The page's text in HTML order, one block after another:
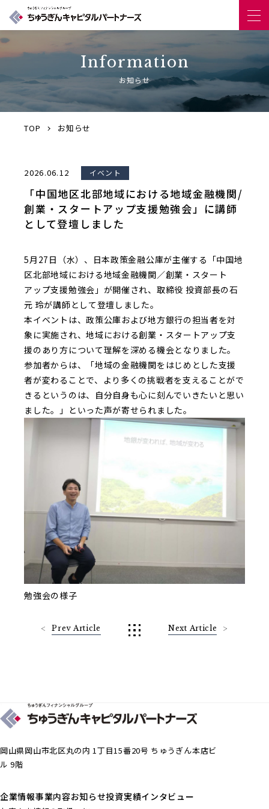
事業内容
インタビュー
Information
お知らせ
TOP お知らせ
投稿日：
2026.06.12 イベント
「中国地区北部地域における地域金融機関/
創業・スタートアップ支援勉強会」に講師
として登壇しました
5月27日（水）、日本政策金融公庫が主催する「中国地
区北部地域における地域金融機関／創業・スタート
アップ支援勉強会」が開催され、取締役 投資部長の石
元 玲が講師として登壇しました。
本イベントは、政策公庫および地方銀行の担当者を対
象に実施され、地域における創業・スタートアップ支
援のあり方について理解を深める機会となりました。
参加者からは、「地域の金融機関をはじめとした支援
者が変わることで、より多くの挑戦者を支えることがで
きるというのは、自分自身も心に刻んでいきたいと思い
ました。」といった声が寄せられました。
勉強会の様子
Prev Article Next Article
岡山県岡山市北区丸の内 1丁目15番20号 ちゅうぎん本店ビ
ル 9階
企業情報事業内容お知らせ投資実績インタビュー